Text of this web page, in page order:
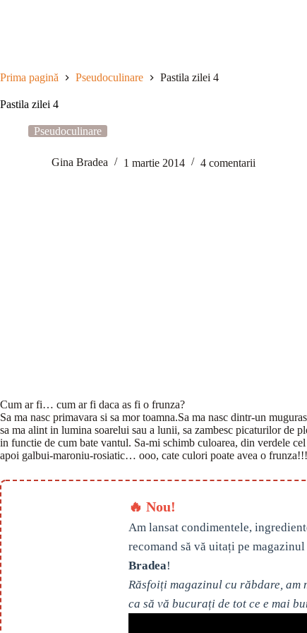
Prima pagină Pseudoculinare Pastila zilei 4
Pastila zilei 4
Pseudoculinare
Gina Bradea 1 martie 2014 4 comentarii
Cum ar fi… cum ar fi daca as fi o frunza?
Sa ma nasc primavara si sa mor toamna.Sa ma nasc dintr-un
sa ma alint in lumina soarelui sau a lunii, sa zambesc picaturilor de
in functie de cum bate vantul. Sa-mi schimb culoarea, din verdele
apoi galbui-maroniu-rosiatic… ooo, cate culori poate avea o frunza!!!
🔥 Nou!
Am lansat condimentele,
recomand să vă uitați pe
Bradea!
Răsfoiți magazinul cu răbdare, am
ca să vă bucurați de tot ce e mai